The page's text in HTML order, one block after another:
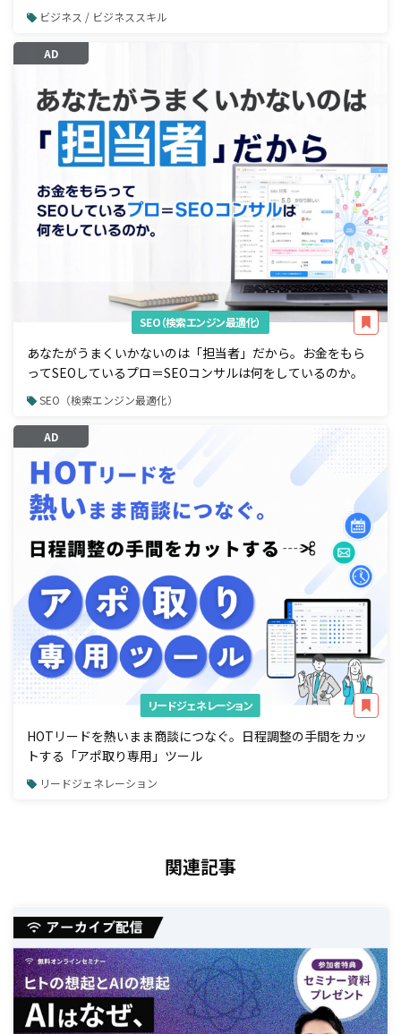
ビジネス / ビジネススキル
AD
SEO（検索エンジン最適化）
あなたがうまくいかないのは「担当者」だから。お金をもら
ってSEOしているプロ＝SEOコンサルは何をしているのか。
SEO（検索エンジン最適化）
AD
リードジェネレーション
HOTリードを熱いまま商談につなぐ。日程調整の手間をカッ
トする「アポ取り専用」ツール
リードジェネレーション
関連記事